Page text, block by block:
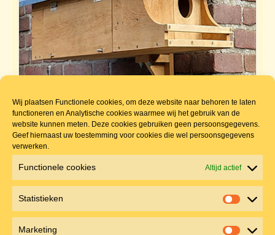
Wij plaatsen Functionele cookies, om deze website naar behoren te laten
functioneren en Analytische cookies waarmee wij het gebruik van de
website kunnen meten. Deze cookies gebruiken geen persoonsgegevens.
Geef hiernaast uw toestemming voor cookies die wel persoonsgegevens
verwerken.
Functionele cookies Altijd actief
Statistieken
Marketing
Nestkast Steenuil met zadeldak